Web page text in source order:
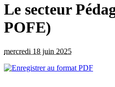
Le secteur
POFE)
mercredi 18 juin 2025